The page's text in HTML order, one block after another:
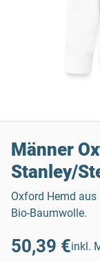
Männer
Stanley/
Oxford Hemd
Bio-Baumwolle.
50,39 €inkl.